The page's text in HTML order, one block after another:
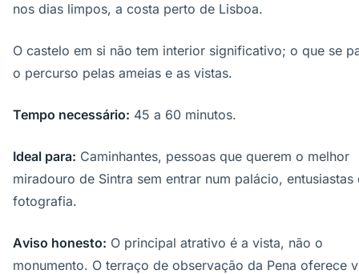
nos dias limpos, a costa perto de Lisboa.
O castelo em si não tem interior significativo; o que se
o percurso pelas ameias e as vistas.
Tempo necessário: 45 a 60 minutos.
Ideal para: Caminhantes, pessoas que querem o melhor
miradouro de Sintra sem entrar num palácio, entusiastas
fotografia.
Aviso honesto: O principal atrativo é a vista, não o
monumento. O terraço de observação da Pena oferece